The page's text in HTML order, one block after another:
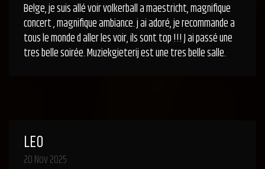
Belge, je suis allé voir volkerball a maestricht, magnifique
concert , magnifique ambiance. j ai adoré, je recommande a
tous le monde d aller les voir, ils sont top !!! J ai passé une
tres belle soirée. Muziekgieterij est une tres belle salle.
LEO
20 Nov 2025